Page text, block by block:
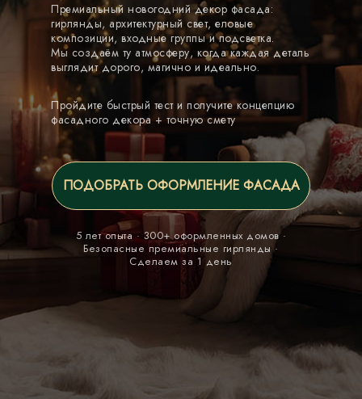
Премиальный новогодний декор фасада:
гирлянды, архитектурный свет, еловые
композиции, входные группы и подсветка.
Мы создаём ту атмосферу, когда каждая деталь
выглядит дорого, магично и идеально.
Пройдите быстрый тест и получите концепцию
фасадного декора + точную смету
5 лет опыта · 300+ оформленных домов ·
Безопасные премиальные гирлянды ·
Сделаем за 1 день
ПОДОБРАТЬ ОФОРМЛЕНИЕ ФАСАДА